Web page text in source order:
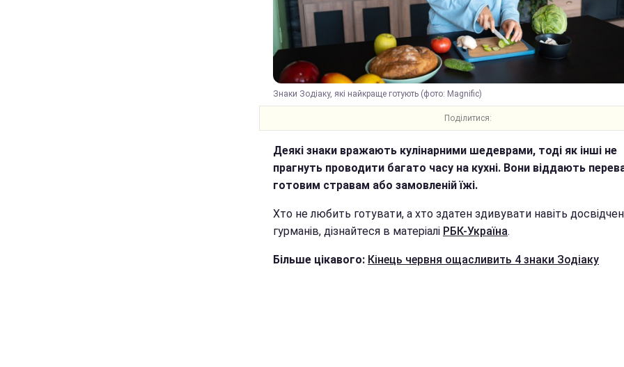
Знаки Зодіаку, які найкраще готують (фото: Magnific)
Поділитися:
Деякі знаки вражають кулінарними шедеврами, тоді як інші не
прагнуть проводити багато часу на кухні. Вони віддають
готовим стравам або замовленій їжі.
Хто не любить готувати, а хто здатен здивувати навіть
гурманів, дізнайтеся в матеріалі РБК-Україна.
Більше цікавого: Кінець червня ощасливить 4 знаки Зодіаку